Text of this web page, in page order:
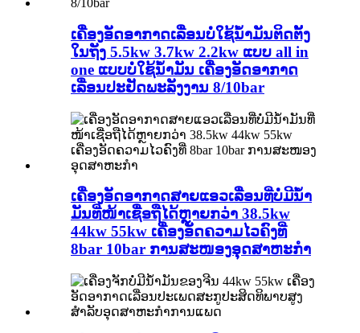
ເຄື່ອງອັດອາກາດເລື່ອນບໍ່ໃຊ້ນ້ຳມັນຕິດຕັ້ງ
ໃນຖັງ 5.5kw 3.7kw 2.2kw ແບບ all in
one ແບບບໍ່ໃຊ້ນ້ຳມັນ ເຄື່ອງອັດອາກາດ
ເລື່ອນປະຢັດພະລັງງານ 8/10bar
ເຄື່ອງອັດອາກາດສາຍແອວເລື່ອນທີ່ບໍ່ມີນ້ຳ
ມັນທີ່ໜ້າເຊື່ອຖືໄດ້ຫຼາຍກວ່າ 38.5kw
44kw 55kw ເຄື່ອງອັດຄວາມໄວຄົງທີ່
8bar 10bar ການສະໜອງອຸດສາຫະກຳ